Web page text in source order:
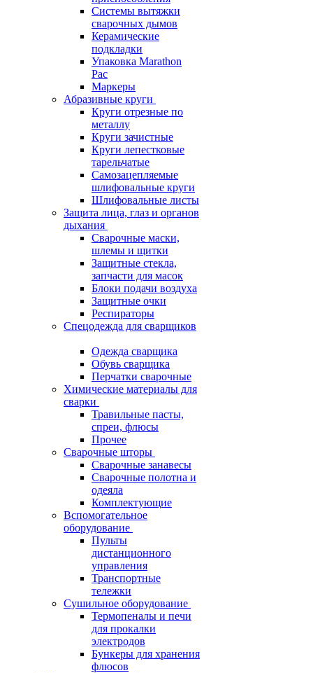
Системы вытяжки
сварочных дымов
Керамические
подкладки
Упаковка Marathon
Pac
Маркеры
Абразивные круги
Круги отрезные по
металлу
Круги зачистные
Круги лепестковые
тарельчатые
Самозацепляемые
шлифовальные круги
Шлифовальные листы
Защита лица, глаз и органов
дыхания
Сварочные маски,
шлемы и щитки
Защитные стекла,
запчасти для масок
Блоки подачи воздуха
Защитные очки
Респираторы
Спецодежда для сварщиков
Одежда сварщика
Обувь сварщика
Перчатки сварочные
Химические материалы для
сварки
Травильные пасты,
спреи, флюсы
Прочее
Сварочные шторы
Сварочные занавесы
Сварочные полотна и
одеяла
Комплектующие
Вспомогательное
оборудование
Пульты
дистанционного
управления
Транспортные
тележки
Сушильное оборудование
Термопеналы и печи
для прокалки
электродов
Бункеры для хранения
флюсов